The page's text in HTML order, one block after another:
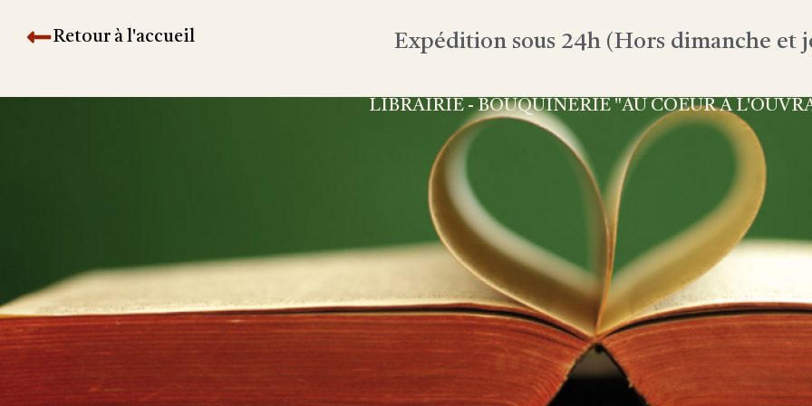
Retour à l'accueil Expédition sous 24h (Hors dimanche et
LIBRAIRIE - BOUQUINERIE "AU COEUR À